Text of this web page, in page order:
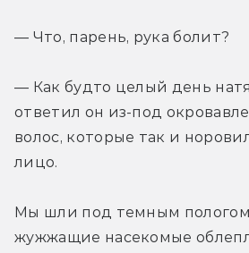
— Что, парень, рука болит?
— Как будто целый день
ответил он из-под
волос, которые так и
лицо.
Мы шли под темным пологом
жужжащие насекомые